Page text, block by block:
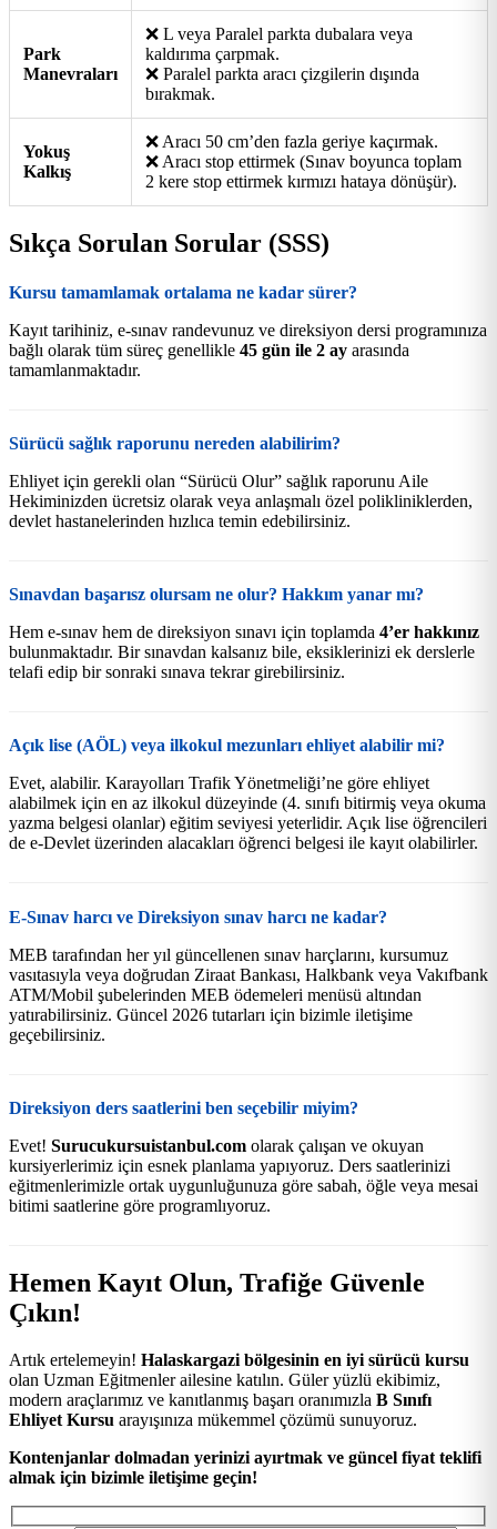
Park
Manevraları
❌ L veya Paralel parkta dubalara veya
kaldırıma çarpmak.
❌ Paralel parkta aracı çizgilerin dışında
bırakmak.
Yokuş
Kalkış
❌ Aracı 50 cm’den fazla geriye kaçırmak.
❌ Aracı stop ettirmek (Sınav boyunca toplam
2 kere stop ettirmek kırmızı hataya dönüşür).
Sıkça Sorulan Sorular (SSS)
Kursu tamamlamak ortalama ne kadar sürer?
Kayıt tarihiniz, e-sınav randevunuz ve direksiyon dersi programınıza
bağlı olarak tüm süreç genellikle 45 gün ile 2 ay arasında
tamamlanmaktadır.
Sürücü sağlık raporunu nereden alabilirim?
Ehliyet için gerekli olan “Sürücü Olur” sağlık raporunu Aile
Hekiminizden ücretsiz olarak veya anlaşmalı özel polikliniklerden,
devlet hastanelerinden hızlıca temin edebilirsiniz.
Sınavdan başarısz olursam ne olur? Hakkım yanar mı?
Hem e-sınav hem de direksiyon sınavı için toplamda 4’er hakkınız
bulunmaktadır. Bir sınavdan kalsanız bile, eksiklerinizi ek derslerle
telafi edip bir sonraki sınava tekrar girebilirsiniz.
Açık lise (AÖL) veya ilkokul mezunları ehliyet alabilir mi?
Evet, alabilir. Karayolları Trafik Yönetmeliği’ne göre ehliyet
alabilmek için en az ilkokul düzeyinde (4. sınıfı bitirmiş veya okuma
yazma belgesi olanlar) eğitim seviyesi yeterlidir. Açık lise öğrencileri
de e-Devlet üzerinden alacakları öğrenci belgesi ile kayıt olabilirler.
E-Sınav harcı ve Direksiyon sınav harcı ne kadar?
MEB tarafından her yıl güncellenen sınav harçlarını, kursumuz
vasıtasıyla veya doğrudan Ziraat Bankası, Halkbank veya Vakıfbank
ATM/Mobil şubelerinden MEB ödemeleri menüsü altından
yatırabilirsiniz. Güncel 2026 tutarları için bizimle iletişime
geçebilirsiniz.
Direksiyon ders saatlerini ben seçebilir miyim?
Evet! Surucukursuistanbul.com olarak çalışan ve okuyan
kursiyerlerimiz için esnek planlama yapıyoruz. Ders saatlerinizi
eğitmenlerimizle ortak uygunluğunuza göre sabah, öğle veya mesai
bitimi saatlerine göre programlıyoruz.
Hemen Kayıt Olun, Trafiğe Güvenle
Çıkın!
Artık ertelemeyin! Halaskargazi bölgesinin en iyi sürücü kursu
olan Uzman Eğitmenler ailesine katılın. Güler yüzlü ekibimiz,
modern araçlarımız ve kanıtlanmış başarı oranımızla B Sınıfı
Ehliyet Kursu arayışınıza mükemmel çözümü sunuyoruz.
Kontenjanlar dolmadan yerinizi ayırtmak ve güncel fiyat teklifi
almak için bizimle iletişime geçin!